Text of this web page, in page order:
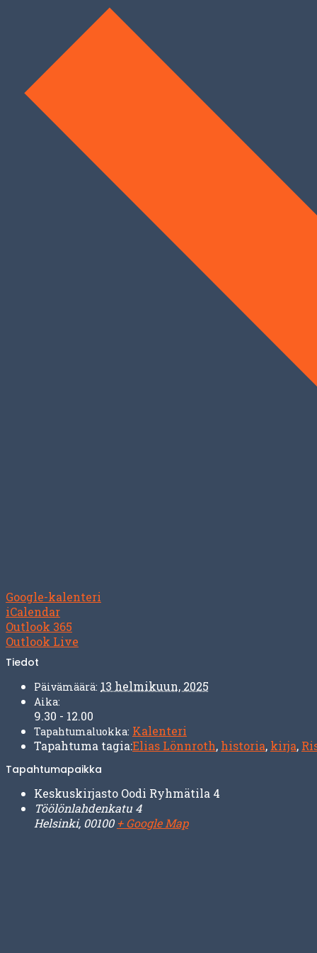
Google-kalenteri
iCalendar
Outlook 365
Outlook Live
Tiedot
Päivämäärä: 13 helmikuun, 2025
Aika:
9.30 - 12.00
Tapahtumaluokka: Kalenteri
Tapahtuma tagia:Elias Lönnroth, historia, kirja,
Tapahtumapaikka
Keskuskirjasto Oodi Ryhmätila 4
Töölönlahdenkatu 4
Helsinki, 00100 + Google Map